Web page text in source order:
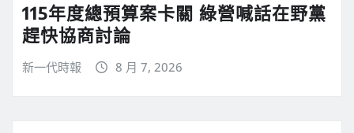
115年度總預算案卡關 綠營喊話在野黨
趕快協商討論
新一代時報 8 月 7, 2026